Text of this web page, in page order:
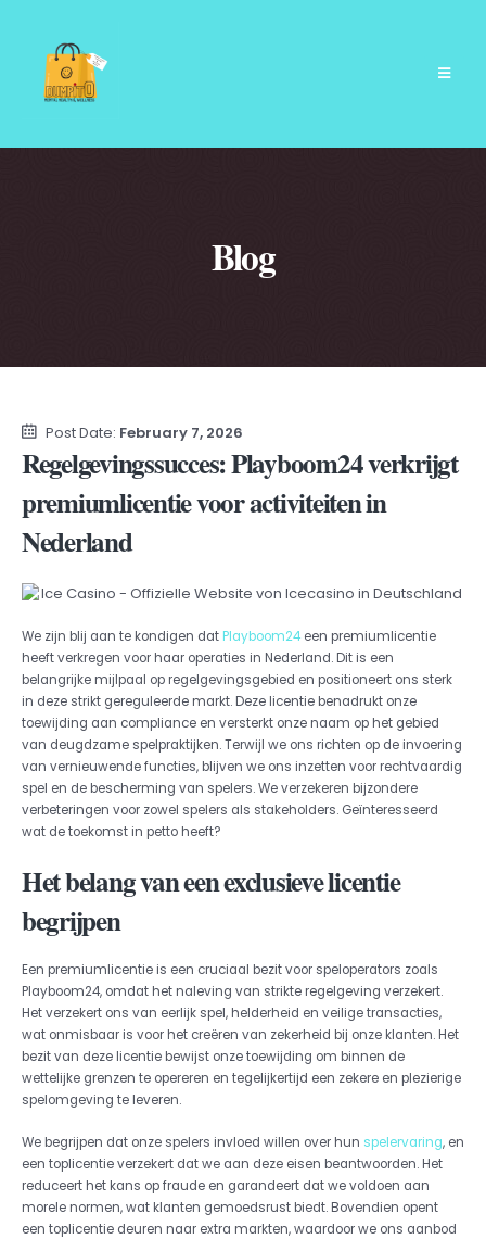
Blog
Post Date: February 7, 2026
Regelgevingssucces: Playboom24 verkrijgt
premiumlicentie voor activiteiten in
Nederland
We zijn blij aan te kondigen dat Playboom24 een premiumlicentie
heeft verkregen voor haar operaties in Nederland. Dit is een
belangrijke mijlpaal op regelgevingsgebied en positioneert ons sterk
in deze strikt gereguleerde markt. Deze licentie benadrukt onze
toewijding aan compliance en versterkt onze naam op het gebied
van deugdzame spelpraktijken. Terwijl we ons richten op de invoering
van vernieuwende functies, blijven we ons inzetten voor rechtvaardig
spel en de bescherming van spelers. We verzekeren bijzondere
verbeteringen voor zowel spelers als stakeholders. Geïnteresseerd
wat de toekomst in petto heeft?
Het belang van een exclusieve licentie
begrijpen
Een premiumlicentie is een cruciaal bezit voor speloperators zoals
Playboom24, omdat het naleving van strikte regelgeving verzekert.
Het verzekert ons van eerlijk spel, helderheid en veilige transacties,
wat onmisbaar is voor het creëren van zekerheid bij onze klanten. Het
bezit van deze licentie bewijst onze toewijding om binnen de
wettelijke grenzen te opereren en tegelijkertijd een zekere en plezierige
spelomgeving te leveren.
We begrijpen dat onze spelers invloed willen over hun spelervaring, en
een toplicentie verzekert dat we aan deze eisen beantwoorden. Het
reduceert het kans op fraude en garandeert dat we voldoen aan
morele normen, wat klanten gemoedsrust biedt. Bovendien opent
een toplicentie deuren naar extra markten, waardoor we ons aanbod